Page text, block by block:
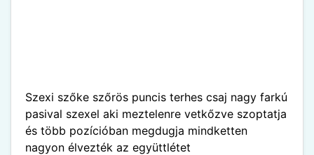
Szexi szőke szőrös puncis terhes csaj nagy farkú
pasival szexel aki meztelenre vetkőzve szoptatja
és több pozícióban megdugja mindketten
nagyon élvezték az együttlétet